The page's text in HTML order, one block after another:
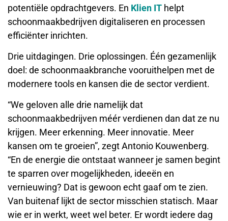
potentiële opdrachtgevers. En Klien IT helpt
schoonmaakbedrijven digitaliseren en processen
efficiënter inrichten.
Drie uitdagingen. Drie oplossingen. Één gezamenlijk
doel: de schoonmaakbranche vooruithelpen met de
modernere tools en kansen die de sector verdient.
“We geloven alle drie namelijk dat
schoonmaakbedrijven méér verdienen dan dat ze nu
krijgen. Meer erkenning. Meer innovatie. Meer
kansen om te groeien”, zegt Antonio Kouwenberg.
“En de energie die ontstaat wanneer je samen begint
te sparren over mogelijkheden, ideeën en
vernieuwing? Dat is gewoon echt gaaf om te zien.
Van buitenaf lijkt de sector misschien statisch. Maar
wie er in werkt, weet wel beter. Er wordt iedere dag